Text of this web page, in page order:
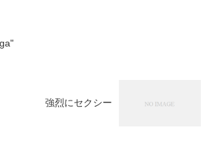
強烈にセクシー